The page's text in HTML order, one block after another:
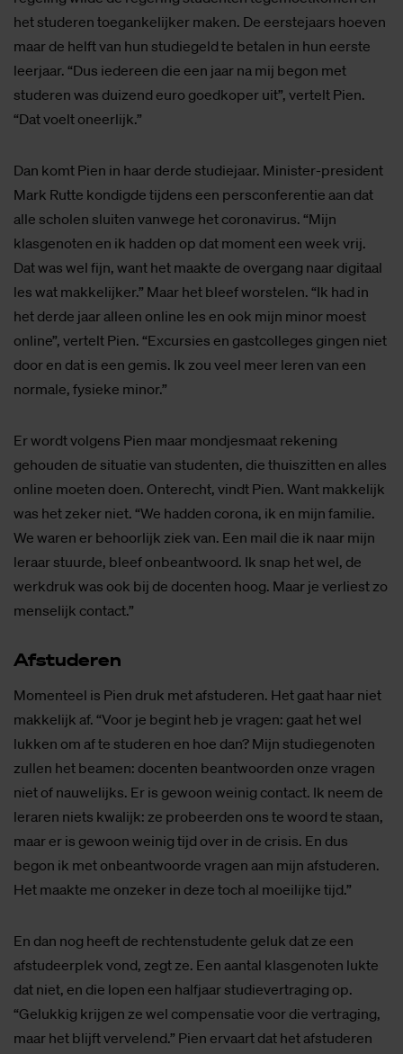
het studeren toegankelijker maken. De eerstejaars hoeven
maar de helft van hun studiegeld te betalen in hun eerste
leerjaar. “Dus iedereen die een jaar na mij begon met
studeren was duizend euro goedkoper uit”, vertelt Pien.
“Dat voelt oneerlijk.”
Dan komt Pien in haar derde studiejaar. Minister-president
Mark Rutte kondigde tijdens een persconferentie aan dat
alle scholen sluiten vanwege het coronavirus. “Mijn
klasgenoten en ik hadden op dat moment een week vrij.
Dat was wel fijn, want het maakte de overgang naar digitaal
les wat makkelijker.” Maar het bleef worstelen. “Ik had in
het derde jaar alleen online les en ook mijn minor moest
online”, vertelt Pien. “Excursies en gastcolleges gingen niet
door en dat is een gemis. Ik zou veel meer leren van een
normale, fysieke minor.”
Er wordt volgens Pien maar mondjesmaat rekening
gehouden de situatie van studenten, die thuiszitten en alles
online moeten doen. Onterecht, vindt Pien. Want makkelijk
was het zeker niet. “We hadden corona, ik en mijn familie.
We waren er behoorlijk ziek van. Een mail die ik naar mijn
leraar stuurde, bleef onbeantwoord. Ik snap het wel, de
werkdruk was ook bij de docenten hoog. Maar je verliest zo
menselijk contact.”
Af­stu­de­ren
Momenteel is Pien druk met afstuderen. Het gaat haar niet
makkelijk af. “Voor je begint heb je vragen: gaat het wel
lukken om af te studeren en hoe dan? Mijn studiegenoten
zullen het beamen: docenten beantwoorden onze vragen
niet of nauwelijks. Er is gewoon weinig contact. Ik neem de
leraren niets kwalijk: ze probeerden ons te woord te staan,
maar er is gewoon weinig tijd over in de crisis. En dus
begon ik met onbeantwoorde vragen aan mijn afstuderen.
Het maakte me onzeker in deze toch al moeilijke tijd.”
En dan nog heeft de rechtenstudente geluk dat ze een
afstudeerplek vond, zegt ze. Een aantal klasgenoten lukte
dat niet, en die lopen een halfjaar studievertraging op.
“Gelukkig krijgen ze wel compensatie voor die vertraging,
maar het blijft vervelend.” Pien ervaart dat het afstuderen